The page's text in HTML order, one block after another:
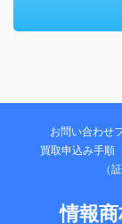
お問い合わせ
買取申込み手順
（
情報